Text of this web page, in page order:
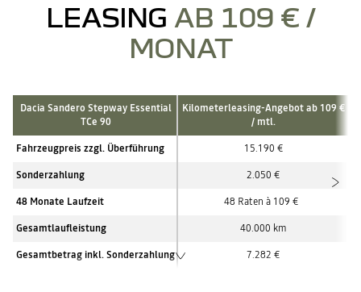
LEASING AB 109 € /
MONAT
Dacia Sandero Stepway Essential
TCe 90
Kilometerleasing-Angebot ab 109 €
/ mtl.
Fahrzeugpreis zzgl. Überführung 15.190 €
Sonderzahlung 2.050 €
48 Monate Laufzeit 48 Raten à 109 €
Gesamtlaufleistung 40.000 km
Gesamtbetrag inkl. Sonderzahlung 7.282 €